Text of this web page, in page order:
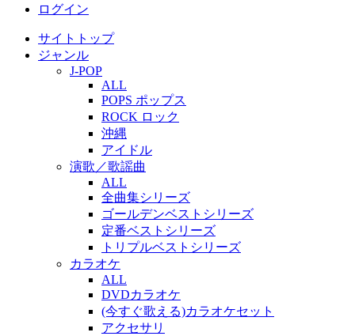
ログイン
サイトトップ
ジャンル
J-POP
ALL
POPS ポップス
ROCK ロック
沖縄
アイドル
演歌／歌謡曲
ALL
全曲集シリーズ
ゴールデンベストシリーズ
定番ベストシリーズ
トリプルベストシリーズ
カラオケ
ALL
DVDカラオケ
(今すぐ歌える)カラオケセット
アクセサリ